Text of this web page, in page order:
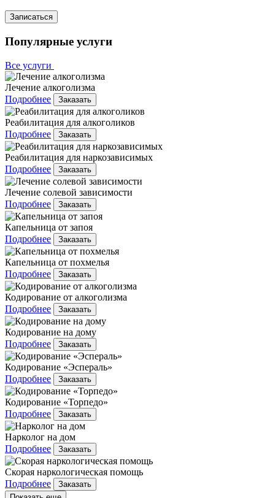
Записаться
Популярные услуги
Все услуги
Лечение алкоголизма
Подробнее
Заказать
Реабилитация для алкоголиков
Подробнее
Заказать
Реабилитация для наркозависимых
Подробнее
Заказать
Лечение солевой зависимости
Подробнее
Заказать
Капельница от запоя
Подробнее
Заказать
Капельница от похмелья
Подробнее
Заказать
Кодирование от алкоголизма
Подробнее
Заказать
Кодирование на дому
Подробнее
Заказать
Кодирование «Эспераль»
Подробнее
Заказать
Кодирование «Торпедо»
Подробнее
Заказать
Нарколог на дом
Подробнее
Заказать
Скорая наркологическая помощь
Подробнее
Заказать